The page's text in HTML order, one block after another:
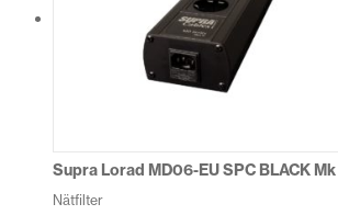
Supra Lorad MD06-EU SPC BLACK Mk
Nätfilter